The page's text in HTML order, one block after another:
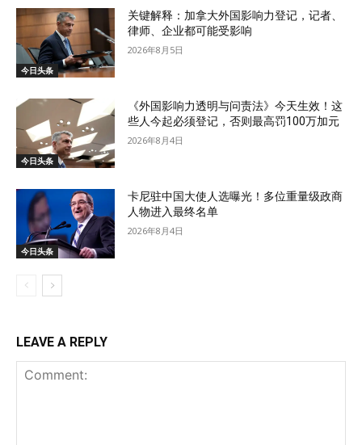
今日头条
关键解释：加拿大外国影响力登记，记者、
律师、企业都可能受影响
2026年8月5日
今日头条
《外国影响力透明与问责法》今天生效！这
些人今起必须登记，否则最高罚100万加元
2026年8月4日
今日头条
卡尼驻中国大使人选曝光！多位重量级政商
人物进入最终名单
2026年8月4日
LEAVE A REPLY